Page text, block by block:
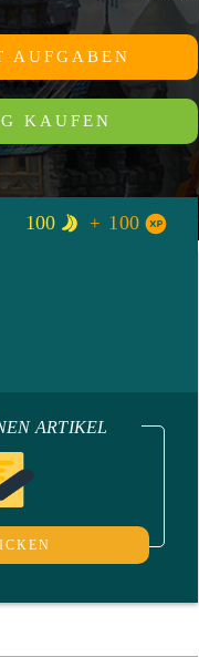
AUFGABEN
KAUFEN
100 100
ARTIKEL